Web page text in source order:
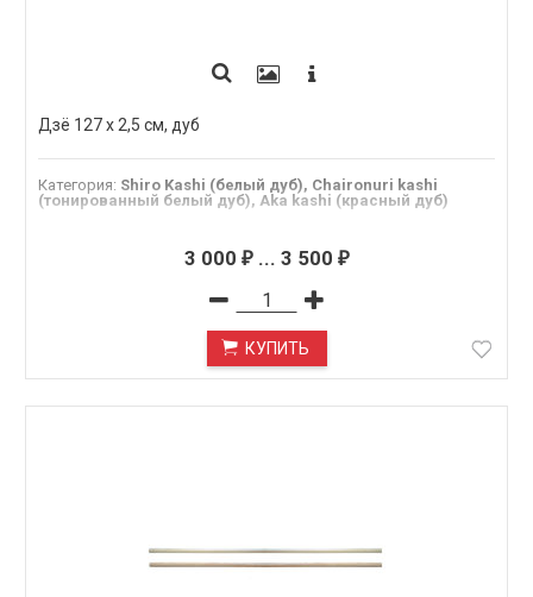
Дзё 127 х 2,5 см, дуб
Категория: Shiro Kashi (белый дуб), Chaironuri kashi
(тонированный белый дуб), Aka kashi (красный дуб)
3 000 ₽... 3 500 ₽
КУПИТЬ